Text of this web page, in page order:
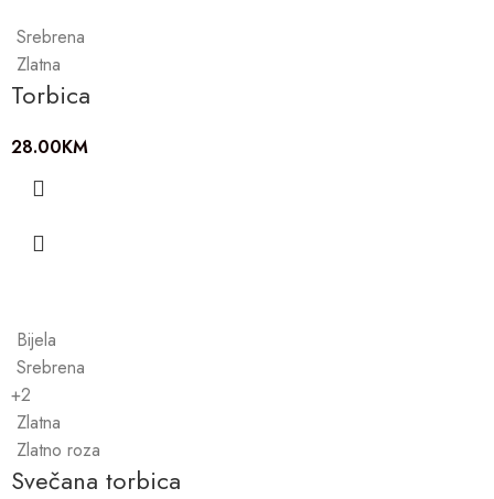
Srebrena
Zlatna
Torbica
28.00KM
Bijela
Srebrena
+2
Zlatna
Zlatno roza
Svečana torbica